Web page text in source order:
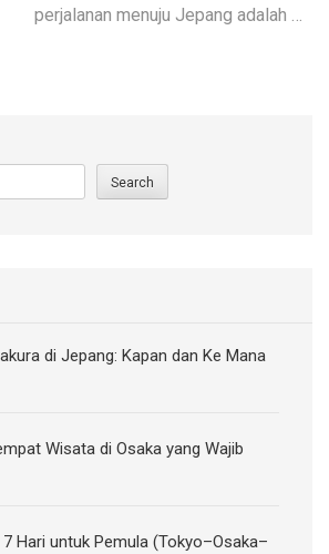
perjalanan menuju Jepang adalah …
Search
di Jepang: Kapan dan Ke Mana
Wisata di Osaka yang Wajib
Hari untuk Pemula (Tokyo–Osaka–